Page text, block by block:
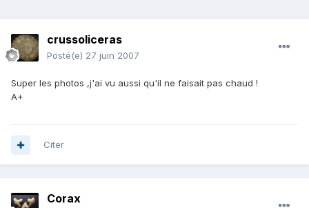
crussoliceras
Posté(e) 27 juin 2007
Super les photos ,j'ai vu aussi qu'il ne faisait pas chaud !
A+
Citer
Corax